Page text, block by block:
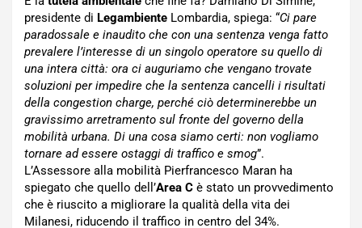
presidente di Legambiente Lombardia, spiega: “Ci pare
paradossale e inaudito che con una sentenza venga fatto
prevalere l’interesse di un singolo operatore su quello di
una intera città: ora ci auguriamo che vengano trovate
soluzioni per impedire che la sentenza cancelli i risultati
della congestion charge, perché ciò determinerebbe un
gravissimo arretramento sul fronte del governo della
mobilità urbana. Di una cosa siamo certi: non vogliamo
tornare ad essere ostaggi di traffico e smog”.
L’Assessore alla mobilità Pierfrancesco Maran ha
spiegato che quello dell’Area C è stato un provvedimento
che è riuscito a migliorare la qualità della vita dei
Milanesi, riducendo il traffico in centro del 34%.